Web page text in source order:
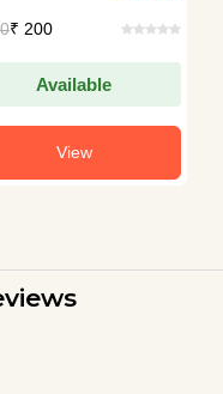
₹ 200
Available
View